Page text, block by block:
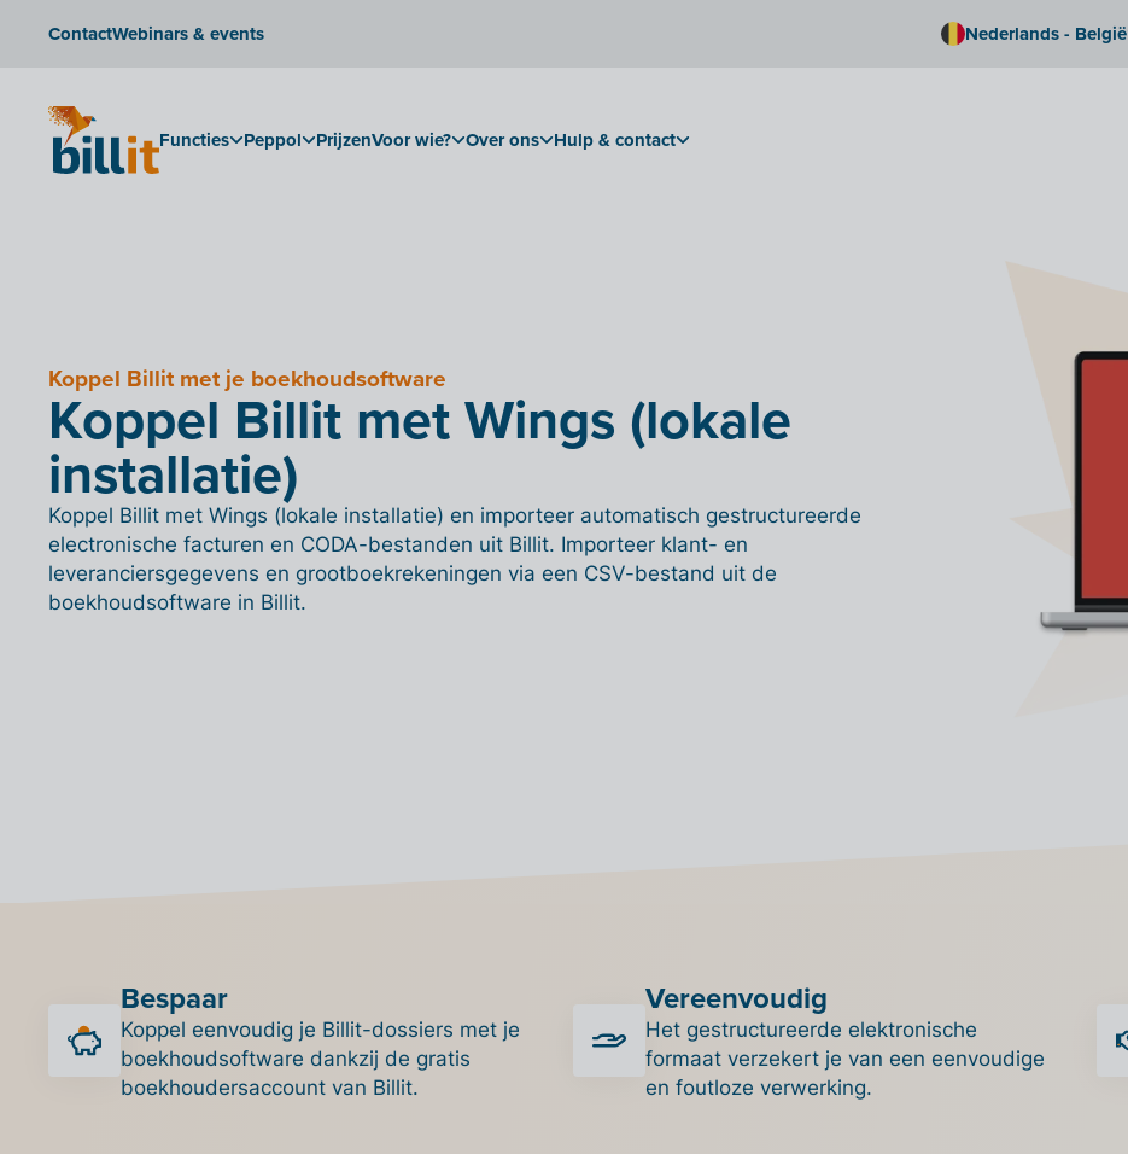
ContactWebinars & events Nederlands - België
Functies Peppol PrijzenVoor wie? Over ons Hulp & contact
Koppel Billit met je boekhoudsoftware
Koppel Billit met Wings (lokale
installatie)
Koppel Billit met Wings (lokale installatie) en importeer automatisch gestructureerde
electronische facturen en CODA-bestanden uit Billit. Importeer klant- en
leveranciersgegevens en grootboekrekeningen via een CSV-bestand uit de
boekhoudsoftware in Billit.
Bespaar
Koppel eenvoudig je Billit-dossiers met je
boekhoudsoftware dankzij de gratis
boekhoudersaccount van Billit.
Vereenvoudig
Het gestructureerde elektronische
formaat verzekert je van een eenvoudige
en foutloze verwerking.